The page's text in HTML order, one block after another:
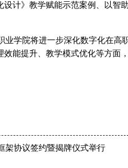
计》教学赋能示范案例、以智
业学院将进一步深化数字化在
能提升、教学模式优化等方面
架协议签约暨揭牌仪式举行